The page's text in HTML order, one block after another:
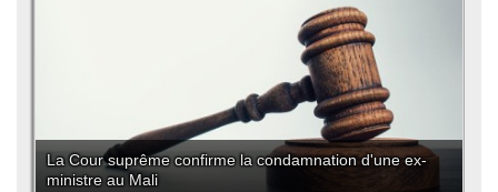
La Cour suprême confirme la condamnation d'une ex-
ministre au Mali